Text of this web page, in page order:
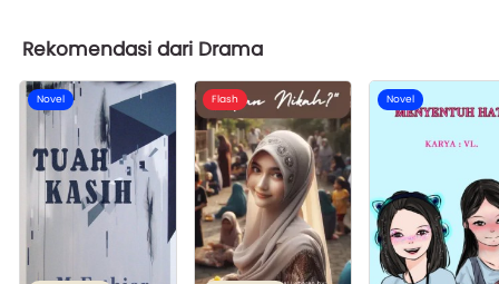
Rekomendasi dari Drama
Novel Flash Novel